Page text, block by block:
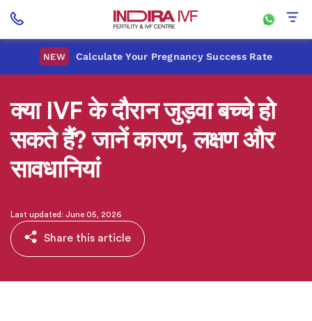
NEW Calculate Your Pregnancy Success Rate
क्या IVF के दौरान जुड़वा बच्चे हो
सकते हैं? जानें कारण, लक्षण और
सावधानियां
Last updated: June 05, 2026
Share this article